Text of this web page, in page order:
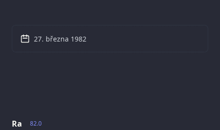
82.0
Ra
27. března 1982